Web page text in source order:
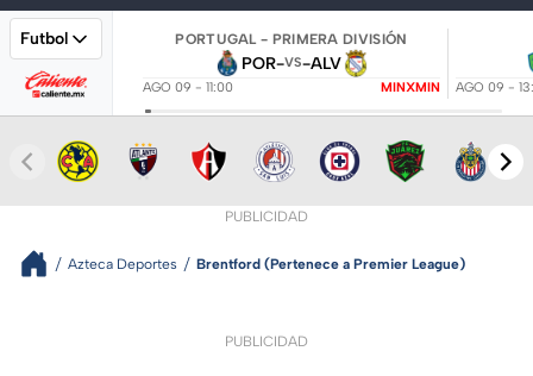
Futbol PORTUGAL - PRIMERA DIVISIÓN
POR-VS-ALV
AGO 09 - 11:00 MINXMIN AGO 09 -
PUBLICIDAD
Azteca Deportes Brentford (Pertenece a Premier League)
PUBLICIDAD